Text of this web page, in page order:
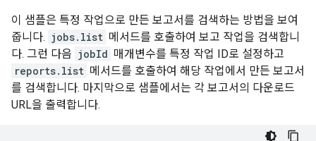
이 샘플은 특정 작업으로 만든 보고서를 검색하는 방법을 보여
줍니다. jobs.list 메서드를 호출하여 보고 작업을 검색합니
다. 그런 다음 jobId 매개변수를 특정 작업 ID로 설정하고
reports.list 메서드를 호출하여 해당 작업에서 만든 보고서
를 검색합니다. 마지막으로 샘플에서는 각 보고서의 다운로드
URL을 출력합니다.